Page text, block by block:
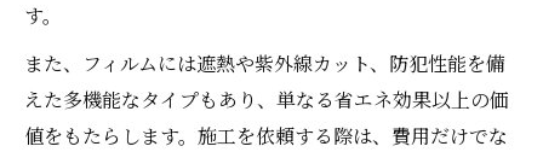
す。
また、フィルムには遮熱や紫外線カット、防犯性能を備
えた多機能なタイプもあり、単なる省エネ効果以上の価
値をもたらします。施工を依頼する際は、費用だけでな